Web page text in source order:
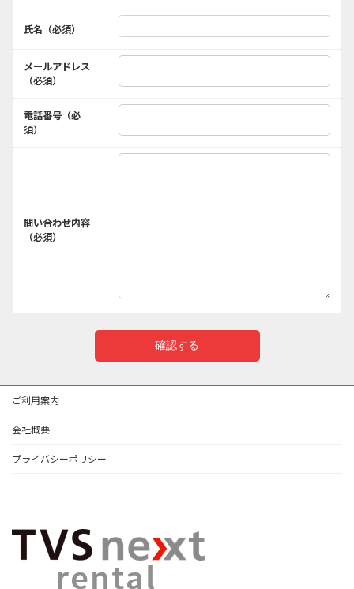
氏名（必須）
メールアドレス
（必須）
電話番号（必
須）
問い合わせ内容
（必須）
ご利用案内
会社概要
プライバシーポリシー